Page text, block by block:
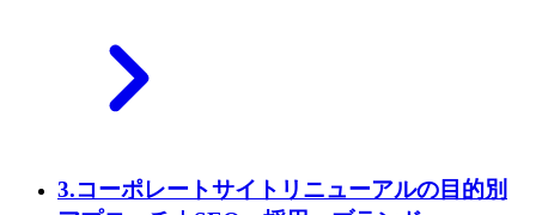
3.コーポレートサイトリニューアルの目的別